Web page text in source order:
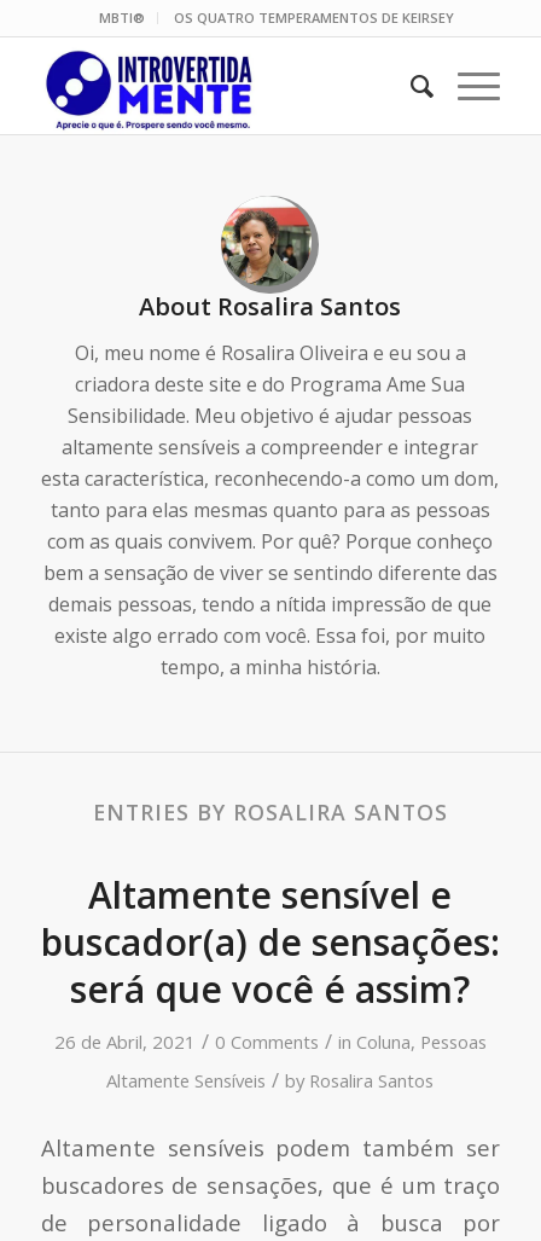
MBTI® OS QUATRO TEMPERAMENTOS DE KEIRSEY
About Rosalira Santos
Oi, meu nome é Rosalira Oliveira e eu sou a
criadora deste site e do Programa Ame Sua
Sensibilidade. Meu objetivo é ajudar pessoas
altamente sensíveis a compreender e integrar
esta característica, reconhecendo-a como um dom,
tanto para elas mesmas quanto para as pessoas
com as quais convivem. Por quê? Porque conheço
bem a sensação de viver se sentindo diferente das
demais pessoas, tendo a nítida impressão de que
existe algo errado com você. Essa foi, por muito
tempo, a minha história.
ENTRIES BY ROSALIRA SANTOS
Altamente sensível e
buscador(a) de sensações:
será que você é assim?
26 de Abril, 2021 / 0 Comments / in Coluna, Pessoas
Altamente Sensíveis / by Rosalira Santos
Altamente sensíveis podem também ser
buscadores de sensações, que é um traço
de personalidade ligado à busca por